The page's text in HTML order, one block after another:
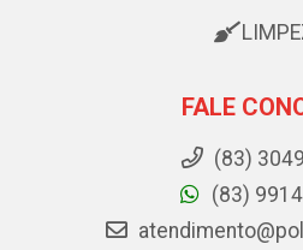
FALE
(83)
(83)